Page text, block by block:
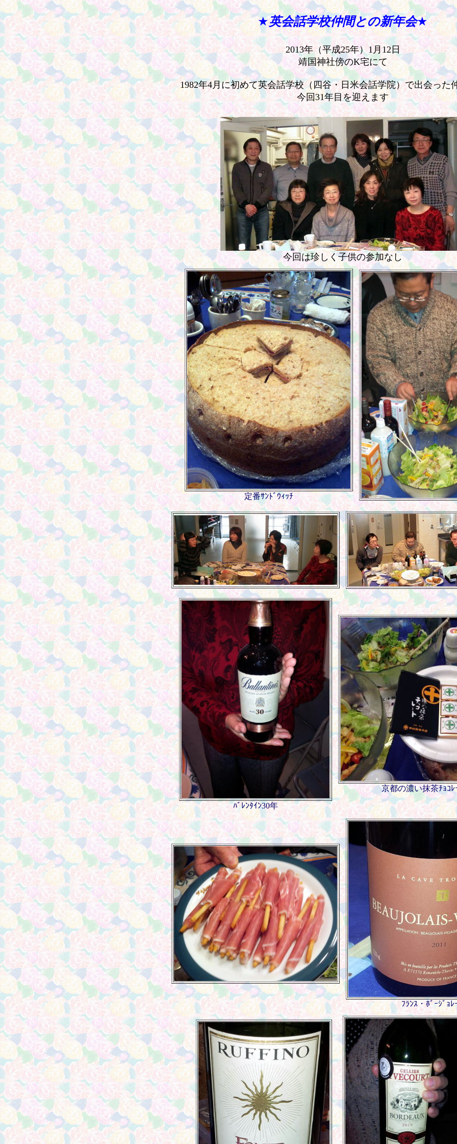
★英会話学校仲間との新年会★
2013年（平成25年）1月12日
靖国神社傍のK宅にて
1982年4月に初めて英会話学校（四谷・日米会話学院）で出会った
今回31年目を迎えます
今回は珍しく子供の参加なし
定番ｻﾝﾄﾞｳｨｯﾁ
ﾊﾞﾚﾝﾀｲﾝ30年
京都の濃い抹茶ﾁｮｺﾚ
ﾌﾗﾝｽ・ﾎﾞｰｼﾞｮﾚ